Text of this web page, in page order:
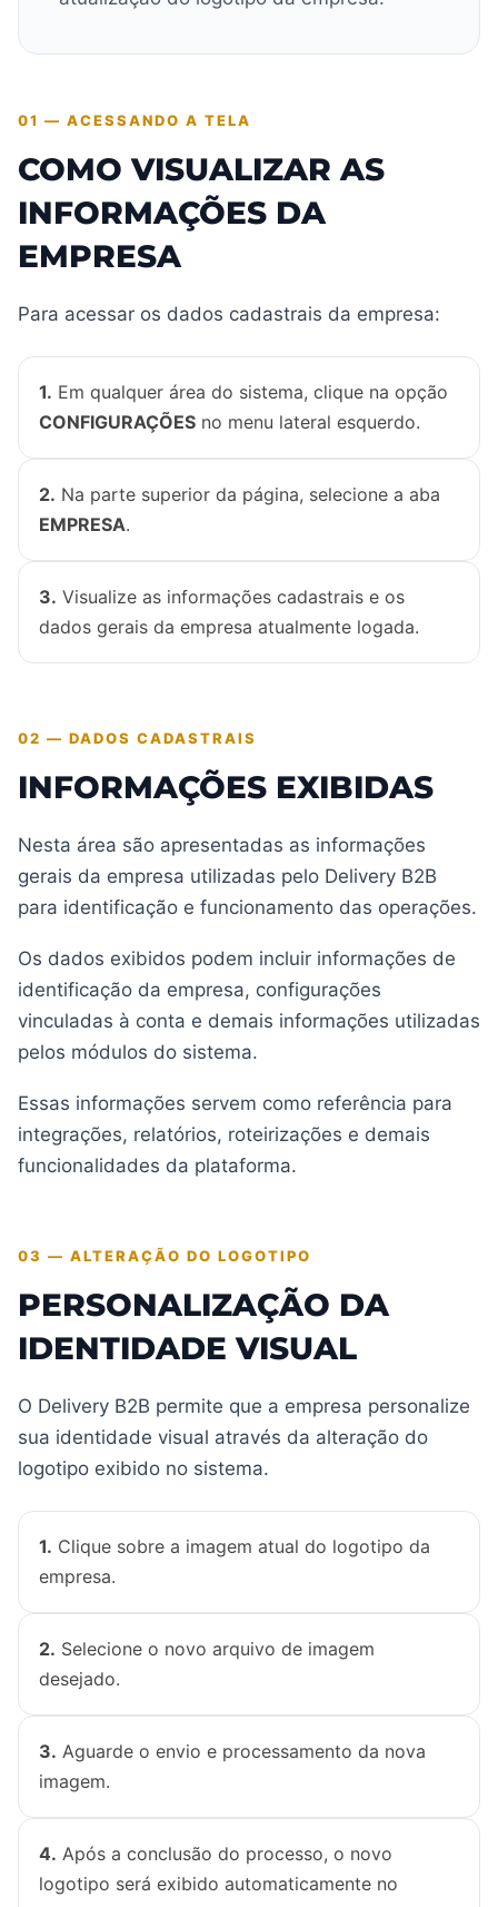
01 — ACESSANDO A TELA
COMO VISUALIZAR AS
INFORMAÇÕES DA
EMPRESA
Para acessar os dados cadastrais da empresa:
1. Em qualquer área do sistema, clique na opção
CONFIGURAÇÕES no menu lateral esquerdo.
2. Na parte superior da página, selecione a aba
EMPRESA.
3. Visualize as informações cadastrais e os
dados gerais da empresa atualmente logada.
02 — DADOS CADASTRAIS
INFORMAÇÕES EXIBIDAS
Nesta área são apresentadas as informações
gerais da empresa utilizadas pelo Delivery B2B
para identificação e funcionamento das operações.
Os dados exibidos podem incluir informações de
identificação da empresa, configurações
vinculadas à conta e demais informações utilizadas
pelos módulos do sistema.
Essas informações servem como referência para
integrações, relatórios, roteirizações e demais
funcionalidades da plataforma.
03 — ALTERAÇÃO DO LOGOTIPO
PERSONALIZAÇÃO DA
IDENTIDADE VISUAL
O Delivery B2B permite que a empresa personalize
sua identidade visual através da alteração do
logotipo exibido no sistema.
1. Clique sobre a imagem atual do logotipo da
empresa.
2. Selecione o novo arquivo de imagem
desejado.
3. Aguarde o envio e processamento da nova
imagem.
4. Após a conclusão do processo, o novo
logotipo será exibido automaticamente no